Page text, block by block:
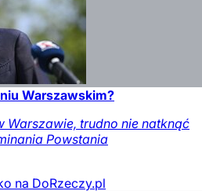
Warszawskim?
Warszawie, trudno nie natknąć
Powstania
na DoRzeczy.pl